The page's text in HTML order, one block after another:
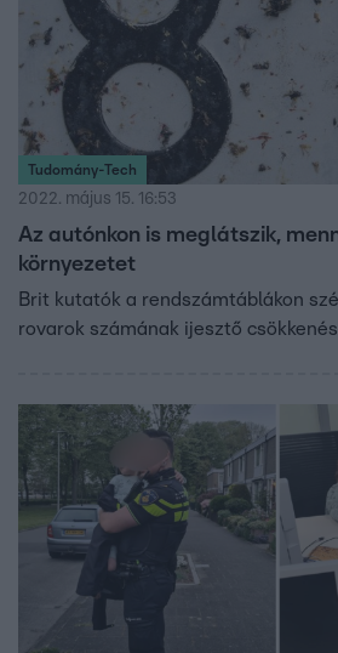
Tudomány-Tech
2022. május 15. 16:53
Az autónkon is meglátszik,
környezetet
Brit kutatók a rendszámtáblákon
rovarok számának ijesztő